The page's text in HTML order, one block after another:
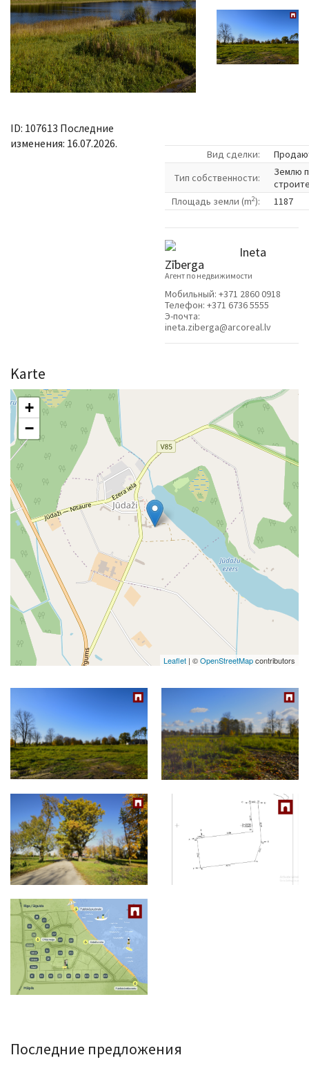
ID: 107613 Последние
изменения: 16.07.2026.
Вид сделки:
Tип собственности:
Землю
Площадь земли (m2): 1187
Ineta
Zīberga
Агент по недвижимости
Мобильный: +371 2860 0918
Телефон: +371 6736 5555
Э-почта:
ineta.ziberga@arcoreal.lv
Karte
+
−
Leaflet | ©OpenStreetMapcontributors
Последние предложения